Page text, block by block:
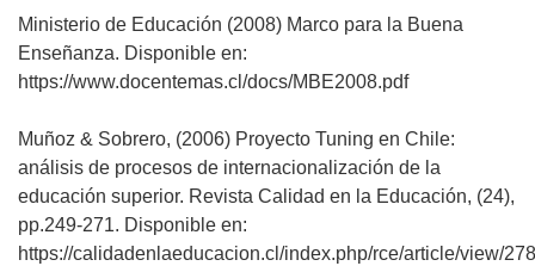
Ministerio de Educación (2008) Marco para la Buena
Enseñanza. Disponible en:
https://www.docentemas.cl/docs/MBE2008.pdf
Muñoz & Sobrero, (2006) Proyecto Tuning en Chile:
análisis de procesos de internacionalización de la
educación superior. Revista Calidad en la Educación, (24),
pp.249-271. Disponible en:
https://calidadenlaeducacion.cl/index.php/rce/article/view/